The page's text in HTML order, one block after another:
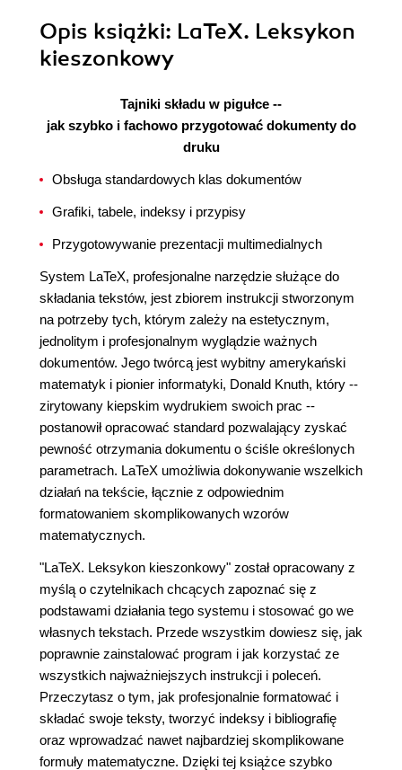
Opis książki: LaTeX. Leksykon
kieszonkowy
Tajniki składu w pigułce --
jak szybko i fachowo przygotować dokumenty do
druku
Obsługa standardowych klas dokumentów
Grafiki, tabele, indeksy i przypisy
Przygotowywanie prezentacji multimedialnych
System LaTeX, profesjonalne narzędzie służące do
składania tekstów, jest zbiorem instrukcji stworzonym
na potrzeby tych, którym zależy na estetycznym,
jednolitym i profesjonalnym wyglądzie ważnych
dokumentów. Jego twórcą jest wybitny amerykański
matematyk i pionier informatyki, Donald Knuth, który --
zirytowany kiepskim wydrukiem swoich prac --
postanowił opracować standard pozwalający zyskać
pewność otrzymania dokumentu o ściśle określonych
parametrach. LaTeX umożliwia dokonywanie wszelkich
działań na tekście, łącznie z odpowiednim
formatowaniem skomplikowanych wzorów
matematycznych.
"LaTeX. Leksykon kieszonkowy" został opracowany z
myślą o czytelnikach chcących zapoznać się z
podstawami działania tego systemu i stosować go we
własnych tekstach. Przede wszystkim dowiesz się, jak
poprawnie zainstalować program i jak korzystać ze
wszystkich najważniejszych instrukcji i poleceń.
Przeczytasz o tym, jak profesjonalnie formatować i
składać swoje teksty, tworzyć indeksy i bibliografię
oraz wprowadzać nawet najbardziej skomplikowane
formuły matematyczne. Dzięki tej książce szybko